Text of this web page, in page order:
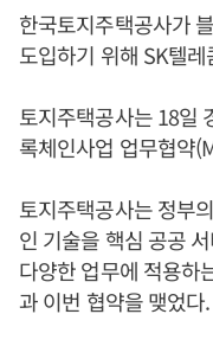
한국토지주택공사가
도입하기 위해 SK텔
토지주택공사는 18일
록체인사업 업무협약
토지주택공사는 정부
인 기술을 핵심 공공
다양한 업무에 적용하
과 이번 협약을 맺었다.